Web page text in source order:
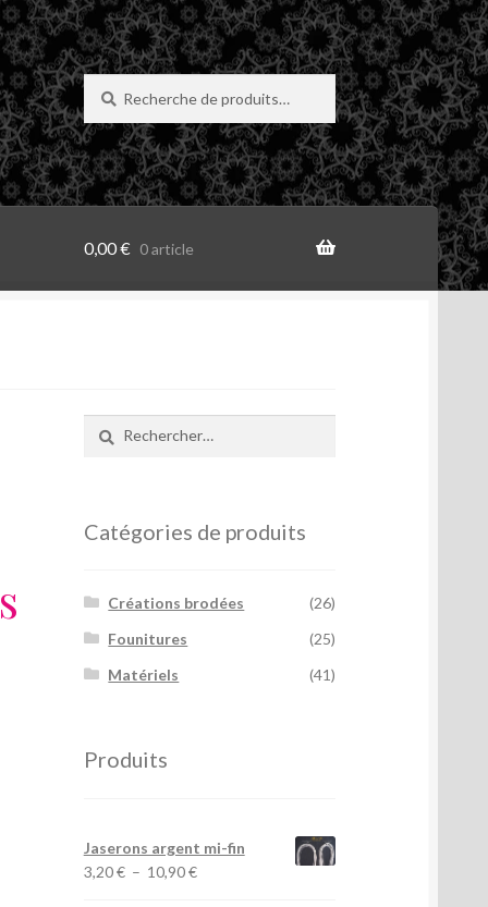
Recherche
pour :
Recherche
0,00€ 0 article
Catégories de produits
Créations brodées
(26)
Founitures
(25)
Matériels
(41)
Produits
Jaserons argent mi-fin
3,20€ – 10,90€Plage